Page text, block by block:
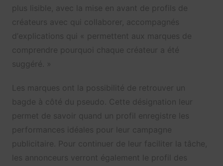
plus lisible, avec la mise en avant de profils de
créateurs avec qui collaborer, accompagnés
d’explications qui « permettent aux marques de
comprendre pourquoi chaque créateur a été
suggéré.
»
Les marques ont la possibilité de retrouver un
bagde à côté du pseudo. Cette désignation leur
permet de savoir quand un profil enregistre les
performances idéales pour leur campagne
publicitaire. Pour continuer de leur faciliter la tâche,
les annonceurs verront également le profil des